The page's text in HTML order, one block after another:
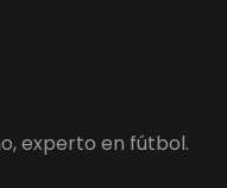
experto en fútbol.